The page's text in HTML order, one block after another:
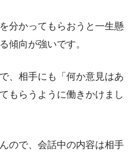
分かってもらおうと一生懸
傾向が強いです。
、相手にも「何か意見はあ
もらうように働きかけまし
ので、会話中の内容は相手